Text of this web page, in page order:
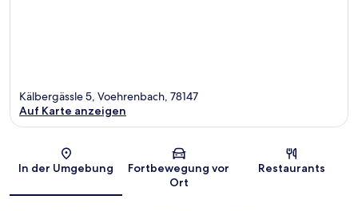
Karte
Kälbergässle 5, Voehrenbach, 78147
Auf Karte anzeigen
In der Umgebung
Fortbewegung vor
Ort
Restaurants